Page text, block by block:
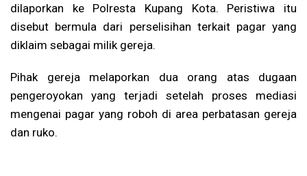
dilaporkan ke Polresta Kupang Kota. Peristiwa itu
disebut bermula dari perselisihan terkait pagar yang
diklaim sebagai milik gereja.
Pihak gereja melaporkan dua orang atas dugaan
pengeroyokan yang terjadi setelah proses mediasi
mengenai pagar yang roboh di area perbatasan gereja
dan ruko.